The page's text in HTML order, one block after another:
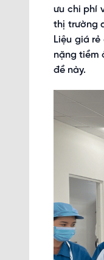
ưu chi phí
thị trường
Liệu giá
nặng tiềm
đề này.